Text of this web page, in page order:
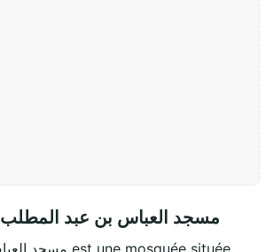
À propos de مسجد العباس بن عبد المطلب
مسجد العباس بن عبد المطلب est une mosquée située